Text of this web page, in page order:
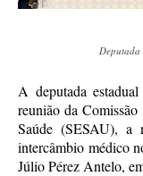
Deputada
A deputada
reunião da
Saúde (SESAU), a
intercâmbio médico
Júlio Pérez Antelo,